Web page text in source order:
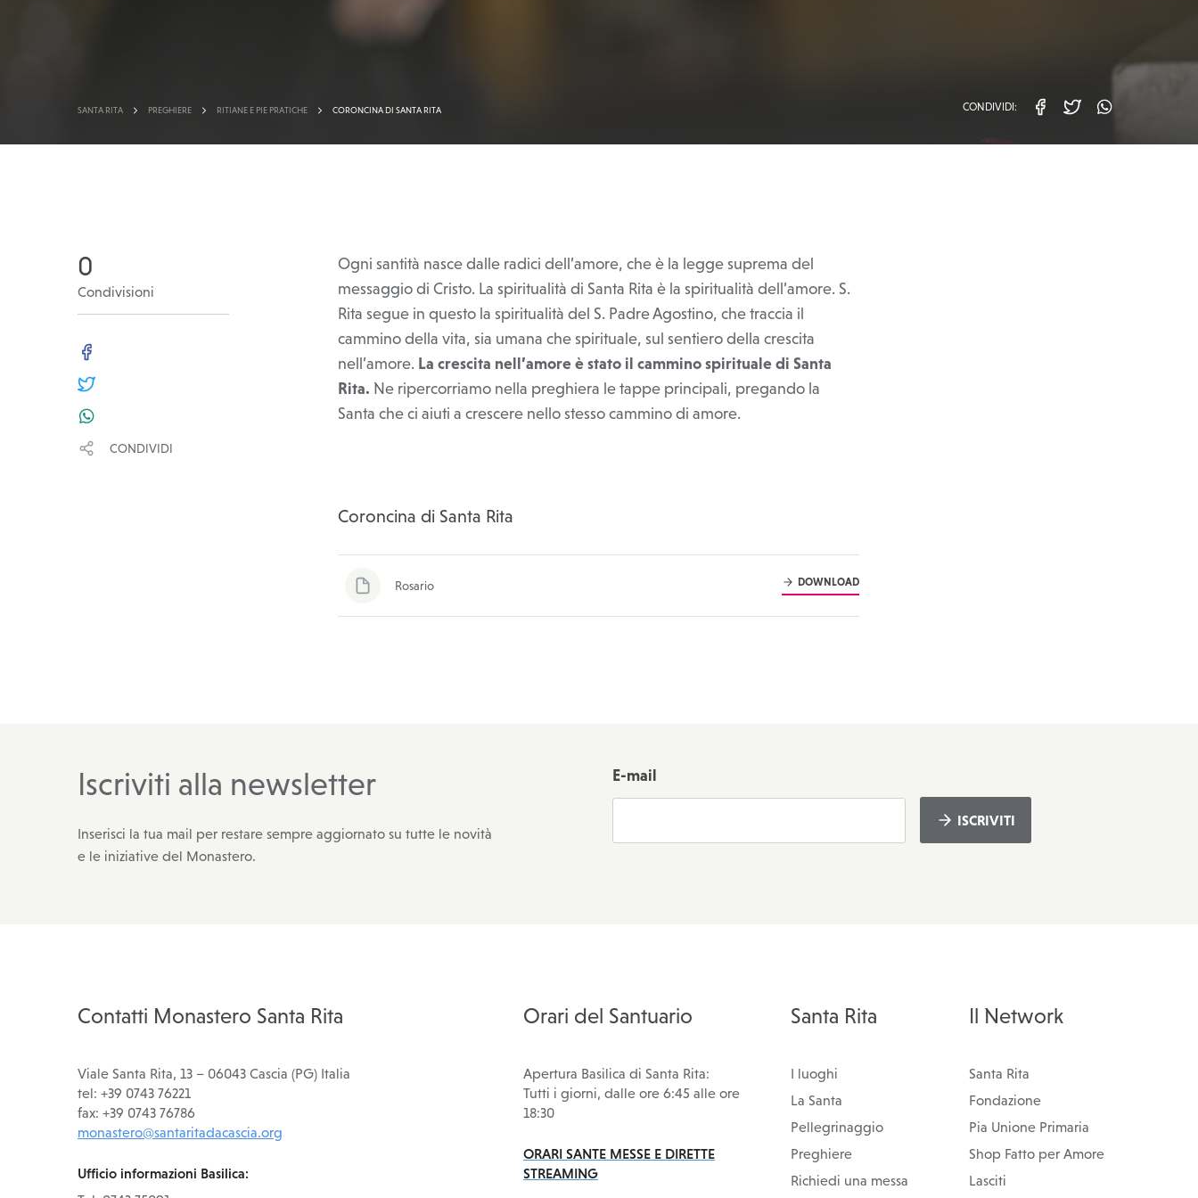
SANTA RITA> PREGHIERE> RITIANE E PIE PRATICHE> CORONCINA DI SANTA RITA CONDIVIDI:
facebook
twitter
0
Condivisioni
FACEBOOK
TWITTER
WHATSAPP
CONDIVIDI
Ogni santità nasce dalle radici dell’amore, che è la legge suprema del
messaggio di Cristo. La spiritualità di Santa Rita è la spiritualità dell’amore. S.
Rita segue in questo la spiritualità del S. Padre Agostino, che traccia il
cammino della vita, sia umana che spirituale, sul sentiero della crescita
nell’amore. La crescita nell’amore è stato il cammino spirituale di Santa
Rita. Ne ripercorriamo nella preghiera le tappe principali, pregando la
Santa che ci aiuti a crescere nello stesso cammino di amore.
Coroncina di Santa Rita
Rosario DOWNLOAD
Iscriviti alla newsletter
Inserisci la tua mail per restare sempre aggiornato su tutte le novità
e le iniziative del Monastero.
E-mail
ISCRIVITI
Contatti Monastero Santa Rita
Viale Santa Rita, 13 – 06043 Cascia (PG) Italia
tel: +39 0743 76221
fax: +39 0743 76786
monastero@santaritadacascia.org
Ufficio informazioni Basilica:
Orari del Santuario
Apertura Basilica di Santa Rita:
Tutti i giorni, dalle ore 6:45 alle ore
18:30
ORARI SANTE MESSE E DIRETTE
STREAMING
Santa Rita
I luoghi
La Santa
Pellegrinaggio
Preghiere
Richiedi una messa
Il Network
Santa Rita
Fondazione
Pia Unione Primaria
Shop Fatto per Amore
Lasciti